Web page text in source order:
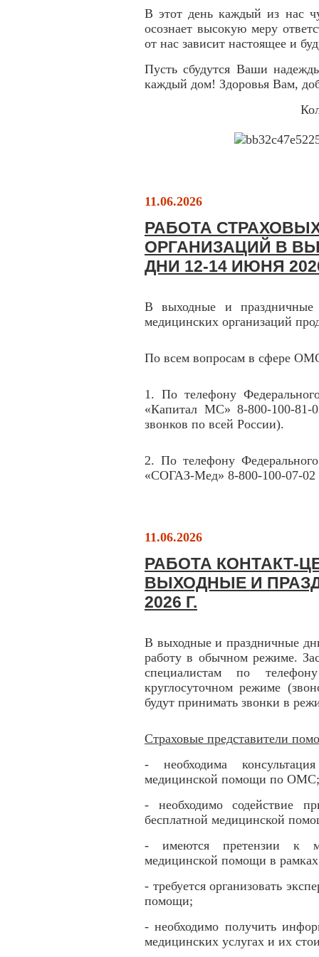
В этот день каждый из нас
осознает высокую меру
от нас зависит настоящее и
Пусть сбудутся Ваши
каждый дом! Здоровья Вам,
11.06.2026
РАБОТА
ОРГАНИЗАЦИЙ В
ДНИ 12-14 ИЮНЯ
В выходные и праздничные
медицинских организаций
По всем вопросам в сфере
1. По телефону
«Капитал МС» 8-800-100-81-
звонков по всей России).
2. По телефону
«СОГАЗ-Мед» 8-800-100-07-02
11.06.2026
РАБОТА КОНТАКТ-
ВЫХОДНЫЕ И
2026 Г.
В выходные и праздничные
работу в обычном режиме.
специалистам по
круглосуточном режиме
будут принимать звонки в
Страховые представители
- необходима
медицинской помощи по ОМС;
- необходимо содействие
бесплатной медицинской
- имеются претензии к
медицинской помощи в
- требуется организовать
помощи;
- необходимо получить
медицинских услугах и их